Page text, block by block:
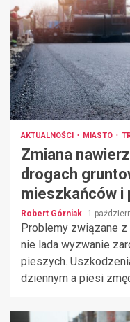
AKTUALNOŚCI MIASTO
Zmiana
drogach
mieszkańców i
Robert Górniak 1
Problemy związane
nie lada wyzwanie
pieszych.
dziennym a piesi